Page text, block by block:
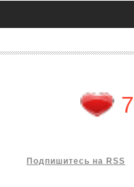
7
Подпишитесь на RSS